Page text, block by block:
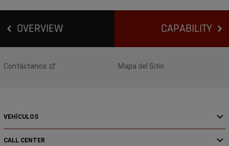
OVERVIEW CAPABILITY
Contáctanos Mapa del Sitio
VEHÍCULOS
CALL CENTER